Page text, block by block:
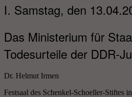
I. Samstag, den
Das Ministerium für
Todesurteile der DDR-
Dr. Helmut Irmen
Festsaal des Schenkel-Schoeller-Stiftes